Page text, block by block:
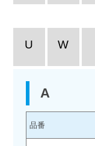
U W
A
品番